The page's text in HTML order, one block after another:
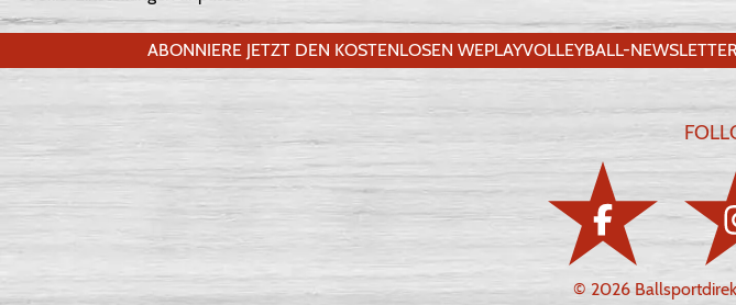
ABONNIERE JETZT DEN KOSTENLOSEN WEPLAYVOLLEYBALL-
© 2026